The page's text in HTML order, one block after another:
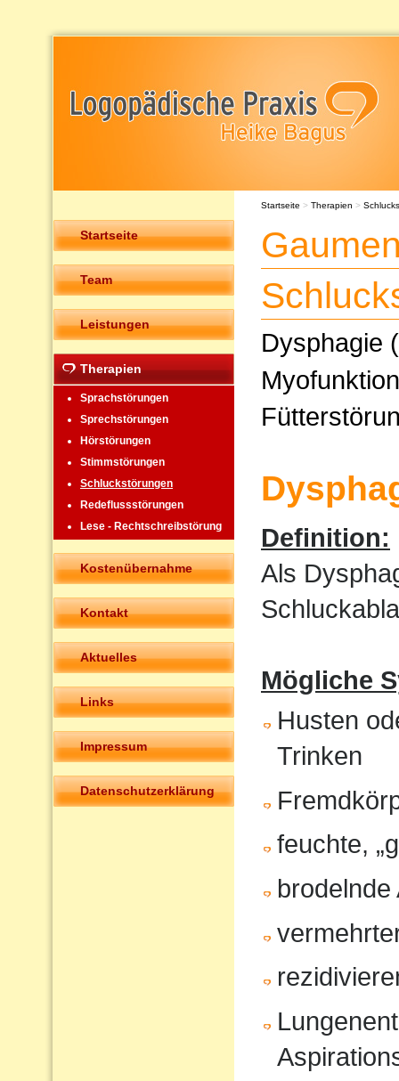
Startseite
Team
Leistungen
Therapien
Sprachstörungen
Sprechstörungen
Hörstörungen
Stimmstörungen
Schluckstörungen
Redeflussstörungen
Lese - Rechtschreibstörung
Kostenübernahme
Kontakt
Aktuelles
Links
Impressum
Datenschutzerklärung
Startseite > Therapien >
Dysphagie
Definition:
Als
Mögliche
Husten
Trinken
feuchte,
brodelnde